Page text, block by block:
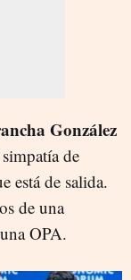
González
de
está de salida.
de una
OPA.